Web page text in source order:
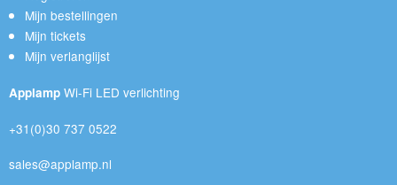
Mijn bestellingen
Mijn tickets
Mijn verlanglijst
Applamp Wi-Fi LED verlichting
+31(0)30 737 0522
sales@applamp.nl